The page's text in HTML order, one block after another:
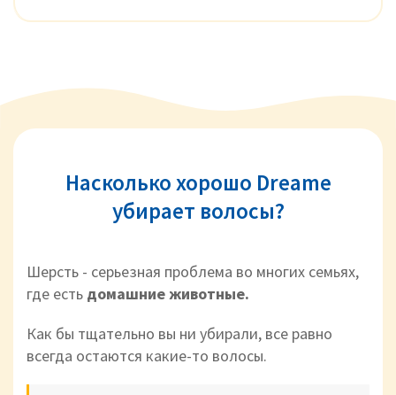
Насколько хорошо Dreame
убирает волосы?
Шерсть - серьезная проблема во многих семьях,
где есть домашние животные.
Как бы тщательно вы ни убирали, все равно
всегда остаются какие-то волосы.